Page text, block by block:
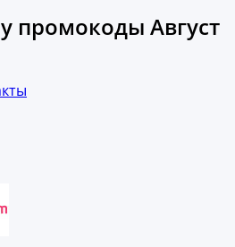
промокоды Август